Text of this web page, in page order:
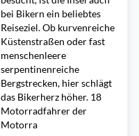
bei Bikern ein beliebtes
Reiseziel. Ob kurvenreiche
Küstenstraßen oder fast
menschenleere
serpentinenreiche
Bergstrecken, hier schlägt
das Bikerherz höher. 18
Motorradfahrer der
Motorra